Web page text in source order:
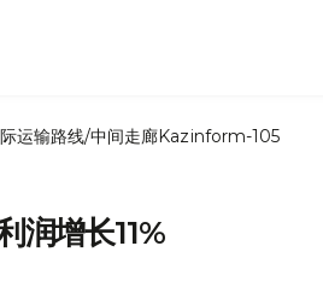
运输路线/中间走廊Kazinform-105
润增长11%